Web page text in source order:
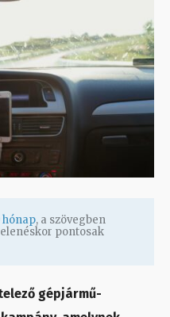
hónap, a szövegben
pontosak
gépjármű-